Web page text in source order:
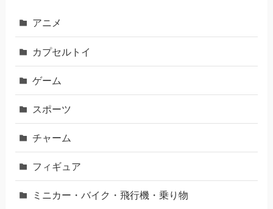
アニメ
カプセルトイ
ゲーム
スポーツ
チャーム
フィギュア
ミニカー・バイク・飛行機・乗り物